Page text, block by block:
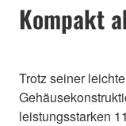
Kompakt
Trotz seiner
leistungsstarken